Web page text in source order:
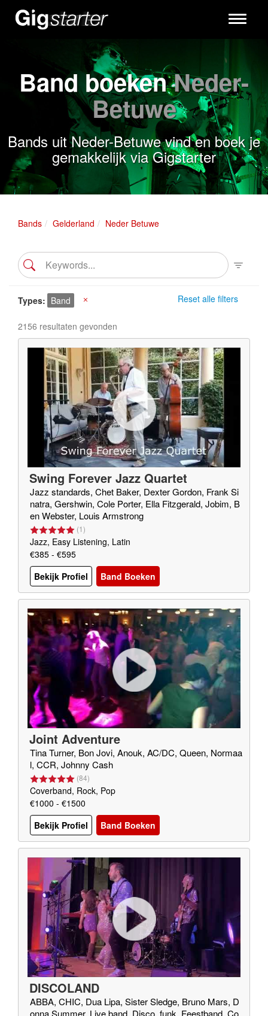
Toggle
Band boekenNeder-
Betuwe
Bands uit Neder-Betuwe vind en boek je
gemakkelijk via Gigstarter
Bands Gelderland Neder Betuwe
Reset alle filters
Types Band
2156 resultaten gevonden
Swing Forever Jazz Quartet
Jazz standards, Chet Baker, Dexter Gordon, Frank Si
natra, Gershwin, Cole Porter, Ella Fitzgerald, Jobim, B
en Webster, Louis Armstrong
(1)
Jazz, Easy Listening, Latin
€385 - €595
Bekijk Profiel
Band Boeken
Joint Adventure
Tina Turner, Bon Jovi, Anouk, AC/DC, Queen, Normaa
l, CCR, Johnny Cash
(84)
Coverband, Rock, Pop
€1000 - €1500
Bekijk Profiel
Band Boeken
DISCOLAND
ABBA, CHIC, Dua Lipa, Sister Sledge, Bruno Mars, D
onna Summer, Live band, Disco, funk, Feestband, Co